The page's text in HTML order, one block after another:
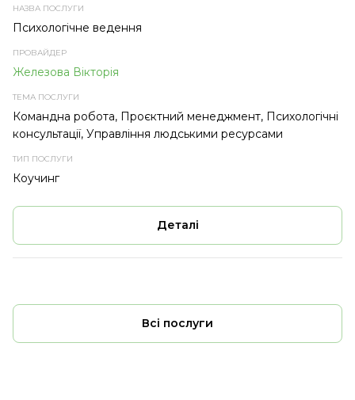
НАЗВА ПРОВАЙДЕР
Психологічне ведення
Железова Вікторія
Командна робота, Проєктний менеджмент, Психологічні
консультації, Управління людськими ресурсами
Коучинг
Деталі
Всі послуги